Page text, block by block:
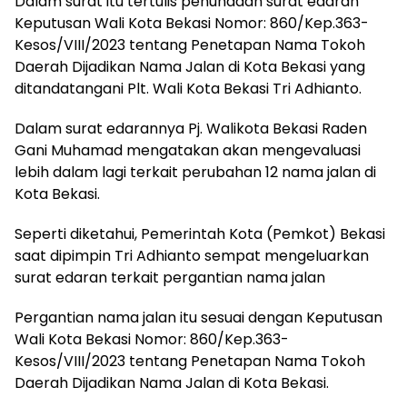
Keputusan Wali Kota Bekasi Nomor: 860/Kep.363-
Kesos/VIII/2023 tentang Penetapan Nama Tokoh
Daerah Dijadikan Nama Jalan di Kota Bekasi yang
ditandatangani Plt. Wali Kota Bekasi Tri Adhianto.
Dalam surat edarannya Pj. Walikota Bekasi Raden
Gani Muhamad mengatakan akan mengevaluasi
lebih dalam lagi terkait perubahan 12 nama jalan di
Kota Bekasi.
Seperti diketahui, Pemerintah Kota (Pemkot) Bekasi
saat dipimpin Tri Adhianto sempat mengeluarkan
surat edaran terkait pergantian nama jalan
Pergantian nama jalan itu sesuai dengan Keputusan
Wali Kota Bekasi Nomor: 860/Kep.363-
Kesos/VIII/2023 tentang Penetapan Nama Tokoh
Daerah Dijadikan Nama Jalan di Kota Bekasi.